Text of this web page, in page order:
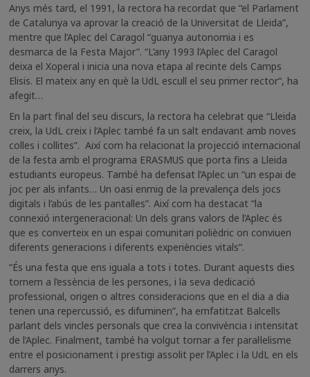
Anys més tard, el 1991, la rectora ha recordat que “el Parlament
de Catalunya va aprovar la creació de la Universitat de Lleida”,
mentre que l’Aplec del Caragol “guanya autonomia i es
desmarca de la Festa Major”. “L’any 1993 l’Aplec del Caragol
deixa el Xoperal i inicia una nova etapa al recinte dels Camps
Elisis. El mateix any en què la UdL escull el seu primer rector“, ha
afegit…
En la part final del seu discurs, la rectora ha celebrat que “Lleida
creix, la UdL creix i l’Aplec també fa un salt endavant amb noves
colles i collites”. Així com ha relacionat la projecció internacional
de la festa amb el programa ERASMUS que porta fins a Lleida
estudiants europeus. També ha defensat l’Aplec un “un espai de
joc per als infants… Un oasi enmig de la prevalença dels jocs
digitals i l’abús de les pantalles”. Així com ha destacat “la
connexió intergeneracional: Un dels grans valors de l’Aplec és
que es converteix en un espai comunitari polièdric on conviuen
diferents generacions i diferents experiències vitals”.
“És una festa que ens iguala a tots i totes. Durant aquests dies
tornem a l’essència de les persones, i la seva dedicació
professional, origen o altres consideracions que en el dia a dia
tenen una repercussió, es difuminen”, ha emfatitzat Balcells
parlant dels vincles personals que crea la convivència i intensitat
de l’Aplec. Finalment, també ha volgut tornar a fer paral·lelisme
entre el posicionament i prestigi assolit per l’Aplec i la UdL en els
darrers anys.